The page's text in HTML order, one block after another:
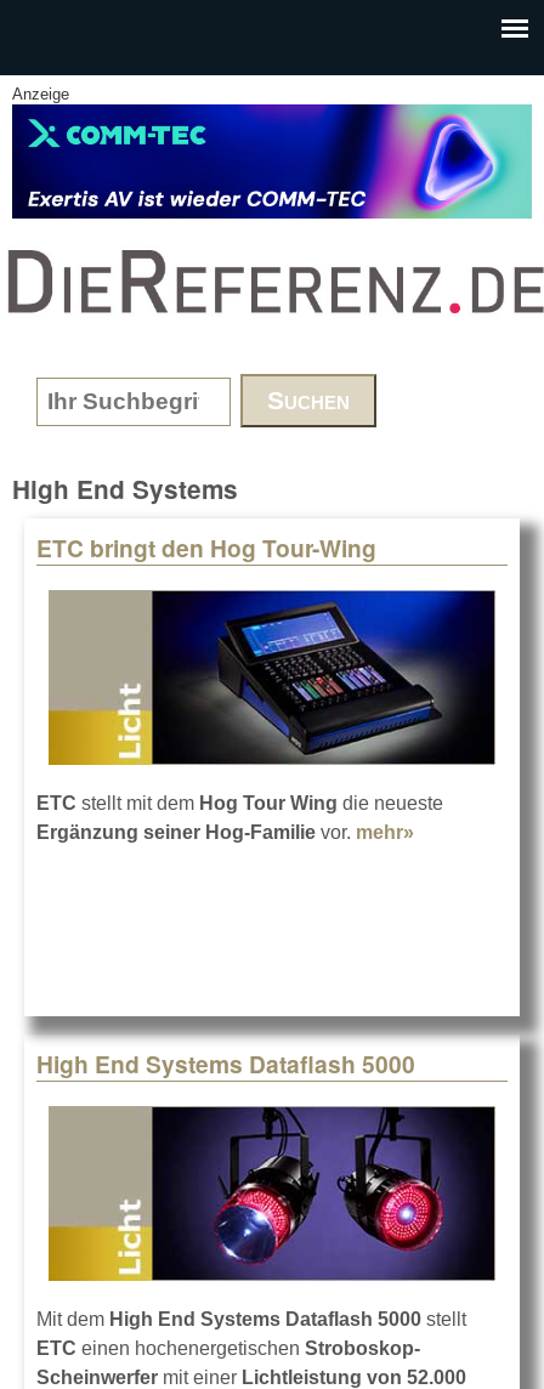
Anzeige
www.DieReferenz.de
Search form
High End Systems
ETC bringt den Hog Tour-Wing
ETC stellt mit dem Hog Tour Wing die neueste
Ergänzung seiner Hog-Familie vor. mehr»
High End Systems Dataflash 5000
Mit dem High End Systems Dataflash 5000 stellt
ETC einen hochenergetischen Stroboskop-
Scheinwerfer mit einer Lichtleistung von 52.000
Pages